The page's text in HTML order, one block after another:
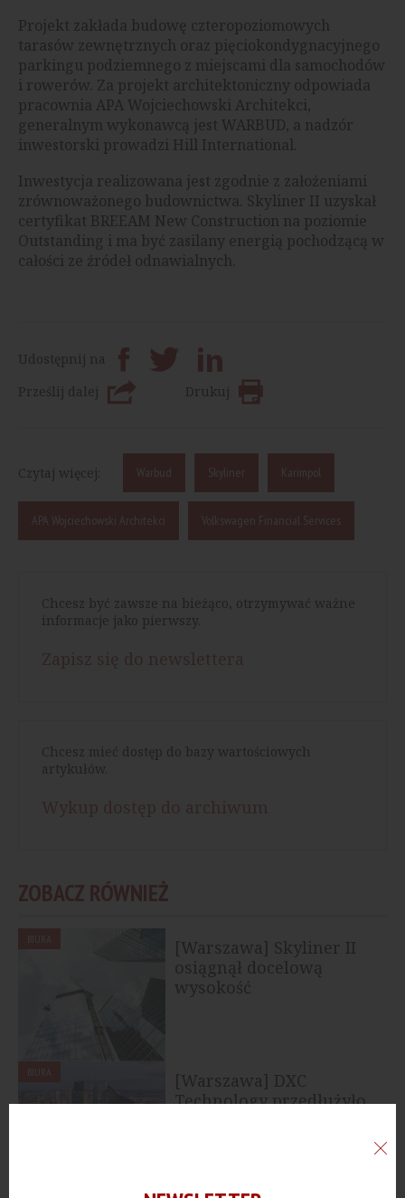
Projekt zakłada budowę czteropoziomowych
tarasów zewnętrznych oraz pięciokondygnacyjnego
parkingu podziemnego z miejscami dla samochodów
i rowerów. Za projekt architektoniczny odpowiada
pracownia APA Wojciechowski Architekci,
generalnym wykonawcą jest WARBUD, a nadzór
inwestorski prowadzi Hill International.
Inwestycja realizowana jest zgodnie z założeniami
zrównoważonego budownictwa. Skyliner II uzyskał
certyfikat BREEAM New Construction na poziomie
Outstanding i ma być zasilany energią pochodzącą w
całości ze źródeł odnawialnych.
Udostępnij na
Prześlij dalej
Drukuj
Czytaj więcej: Warbud Skyliner Karimpol
APA Wojciechowski Architekci Volkswagen Financial Services
Chcesz być zawsze na bieżąco, otrzymywać ważne
informacje jako pierwszy.
Chcesz mieć dostęp do bazy wartościowych
artykułów.
ZOBACZ RÓWNIEŻ
[Warszawa] Skyliner II
osiągnął docelową
wysokość
[Warszawa] DXC
Technology przedłużyło